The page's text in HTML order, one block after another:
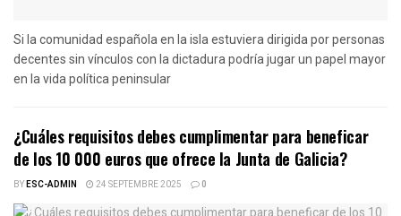
Si la comunidad española en la isla estuviera dirigida por personas
decentes sin vínculos con la dictadura podría jugar un papel mayor
en la vida política peninsular
¿Cuáles requisitos debes cumplimentar para beneficar
de los 10 000 euros que ofrece la Junta de Galicia?
BYESC-ADMIN 24 SEPTEMBRE 2025 0